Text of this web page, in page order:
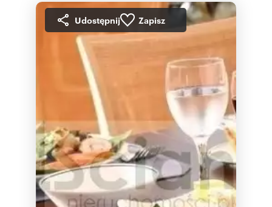
Udostępnij Zapisz